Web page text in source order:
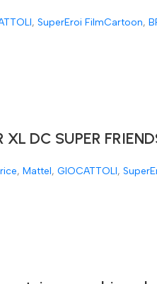
, SuperEroi FilmCartoon,
XL DC SUPER
, Mattel, GIOCATTOLI,